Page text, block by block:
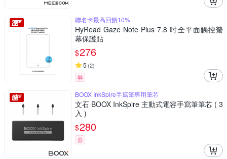
聯名卡最高回饋10%
HyRead Gaze Note Plus 7.8 吋全平面觸控螢
幕保護貼
$276
5 (2)
券
BOOX InkSpire手寫筆專用筆芯
文石 BOOX InkSpire 主動式電容手寫筆筆芯 ( 3
入 )
$280
券